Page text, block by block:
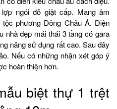
ngói đỏ giật cấp. Mang âm
phương Đông Châu Á. Diện
đẹp mái thái 3 tầng có gara
năng sử dụng rất cao. Sau đây
Nếu có những nhận xét góp ý
hoàn thiện hơn.
biệt thự 1 trệt